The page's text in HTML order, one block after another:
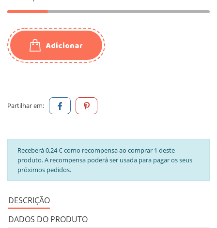
Adicionar
Partilhar em:
Receberá 0,24 € como recompensa ao comprar 1 deste
produto. A recompensa poderá ser usada para pagar os seus
próximos pedidos.
DESCRIÇÃO
DADOS DO PRODUTO